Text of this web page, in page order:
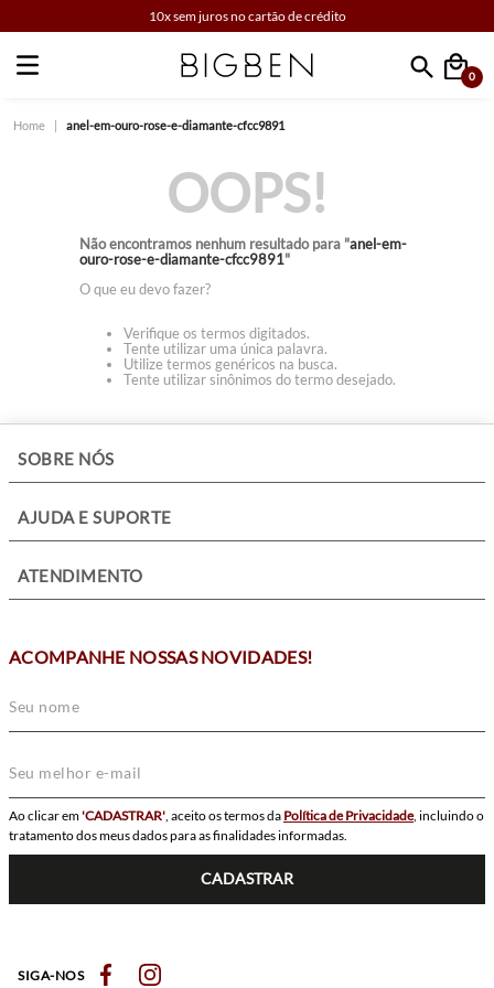
10x sem juros no cartão de crédito
Faça sua busca
0
anel-em-ouro-rose-e-diamante-cfcc9891
OOPS!
Não encontramos nenhum resultado para "anel-em-
ouro-rose-e-diamante-cfcc9891"
O que eu devo fazer?
Verifique os termos digitados.
Tente utilizar uma única palavra.
Utilize termos genéricos na busca.
Tente utilizar sinônimos do termo desejado.
SOBRE NÓS
AJUDA E SUPORTE
ATENDIMENTO
ACOMPANHE NOSSAS NOVIDADES!
Ao clicar em'CADASTRAR', aceito os termos da Política de Privacidade, incluindo o
tratamento dos meus dados para as finalidades informadas.
CADASTRAR
SIGA-NOS